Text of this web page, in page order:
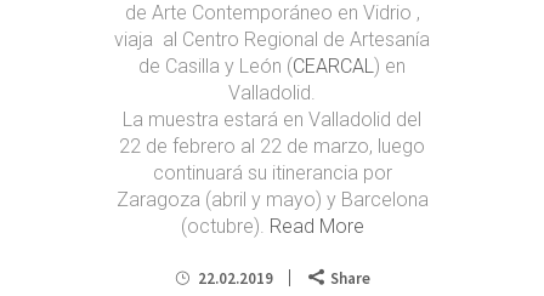
de Arte Contemporáneo en Vidrio ,
viaja al Centro Regional de Artesanía
de Casilla y León (CEARCAL) en
Valladolid.
La muestra estará en Valladolid del
22 de febrero al 22 de marzo, luego
continuará su itinerancia por
Zaragoza (abril y mayo) y Barcelona
(octubre). Read More
22.02.2019 Share